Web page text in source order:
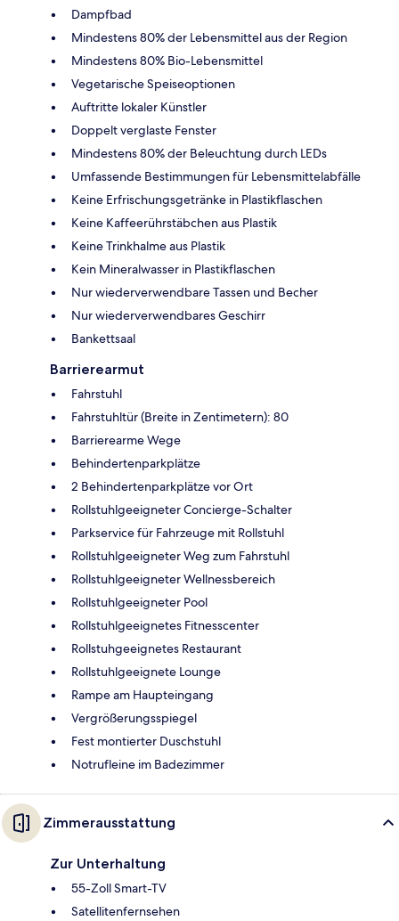
Dampfbad
Mindestens 80% der Lebensmittel aus der Region
Mindestens 80% Bio-Lebensmittel
Vegetarische Speiseoptionen
Auftritte lokaler Künstler
Doppelt verglaste Fenster
Mindestens 80% der Beleuchtung durch LEDs
Umfassende Bestimmungen für Lebensmittelabfälle
Keine Erfrischungsgetränke in Plastikflaschen
Keine Kaffeerührstäbchen aus Plastik
Keine Trinkhalme aus Plastik
Kein Mineralwasser in Plastikflaschen
Nur wiederverwendbare Tassen und Becher
Nur wiederverwendbares Geschirr
Bankettsaal
Barrierearmut
Fahrstuhl
Fahrstuhltür (Breite in Zentimetern): 80
Barrierearme Wege
Behindertenparkplätze
2 Behindertenparkplätze vor Ort
Rollstuhlgeeigneter Concierge-Schalter
Parkservice für Fahrzeuge mit Rollstuhl
Rollstuhlgeeigneter Weg zum Fahrstuhl
Rollstuhlgeeigneter Wellnessbereich
Rollstuhlgeeigneter Pool
Rollstuhlgeeignetes Fitnesscenter
Rollstuhgeeignetes Restaurant
Rollstuhlgeeignete Lounge
Rampe am Haupteingang
Vergrößerungsspiegel
Fest montierter Duschstuhl
Notrufleine im Badezimmer
Zimmerausstattung
Zur Unterhaltung
55-Zoll Smart-TV
Satellitenfernsehen